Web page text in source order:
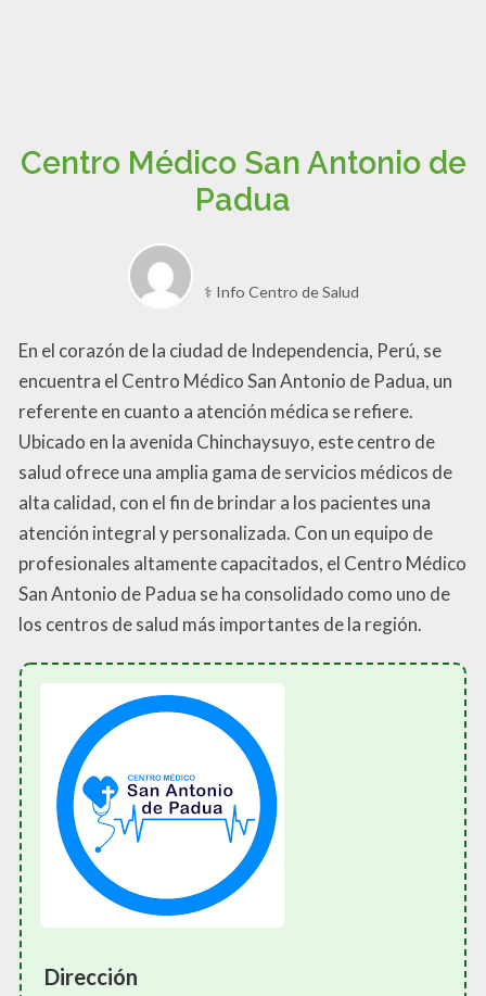
Centro Médico San Antonio de
Padua
⚕️ Info Centro de Salud
En el corazón de la ciudad de Independencia, Perú, se
encuentra el Centro Médico San Antonio de Padua, un
referente en cuanto a atención médica se refiere.
Ubicado en la avenida Chinchaysuyo, este centro de
salud ofrece una amplia gama de servicios médicos de
alta calidad, con el fin de brindar a los pacientes una
atención integral y personalizada. Con un equipo de
profesionales altamente capacitados, el Centro Médico
San Antonio de Padua se ha consolidado como uno de
los centros de salud más importantes de la región.
Dirección